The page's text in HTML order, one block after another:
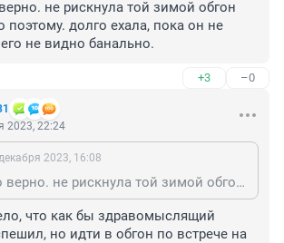
не рискнула той зимой обгон
долго ехала, пока он не
не видно банально.
+3 –0
2023, 22:24
2023, 16:08
жестоко, но верно. не рискнула той зимой обгон фуры именно поэтому. долго ехала, пока он не свернул. ничего не видно банально.
что как бы здравомыслящий
но идти в обгон по встрече на